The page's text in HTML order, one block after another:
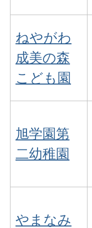
ねやがわ
成美の森
こども園
旭学園第
二幼稚園
やまなみ